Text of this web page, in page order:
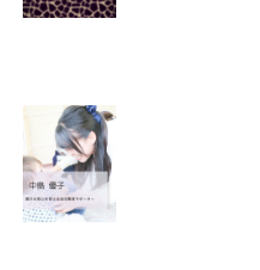
2026.01.11